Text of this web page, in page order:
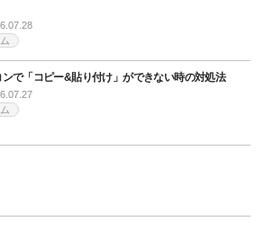
で「コピー&貼り付け」ができない時の対処法